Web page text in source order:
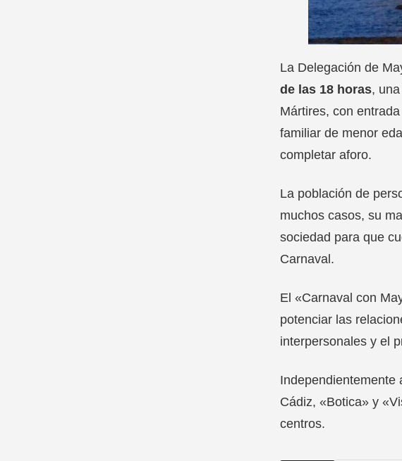
La Delegación de
de las 18 horas,
Mártires, con
familiar de menor
completar aforo.
La población de
muchos casos, su
sociedad para que
Carnaval.
El «Carnaval con
potenciar las
interpersonales y el
Independientemente
Cádiz, «Botica» y
centros.